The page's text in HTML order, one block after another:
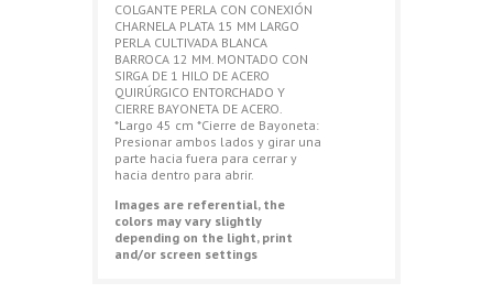
COLGANTE PERLA CON CONEXIÓN
CHARNELA PLATA 15 MM LARGO
PERLA CULTIVADA BLANCA
BARROCA 12 MM. MONTADO CON
SIRGA DE 1 HILO DE ACERO
QUIRÚRGICO ENTORCHADO Y
CIERRE BAYONETA DE ACERO.
*Largo 45 cm *Cierre de Bayoneta:
Presionar ambos lados y girar una
parte hacia fuera para cerrar y
hacia dentro para abrir.
Images are referential, the
colors may vary slightly
depending on the light, print
and/or screen settings